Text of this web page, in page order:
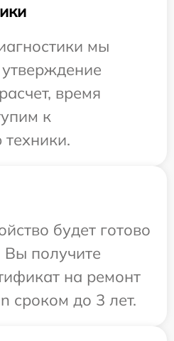
мы
время
к
будет готово
Вы получите
на ремонт
сроком до 3 лет.